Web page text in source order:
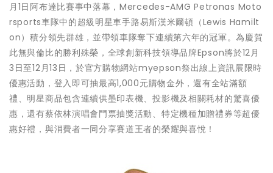
月1日阿布達比賽事中落幕，Mercedes-AMG Petronas Moto
rsports車隊中的超級明星車手路易斯漢米爾頓（Lewis Hamilt
on）積分領先群雄，並帶領車隊奪下連續第六年的冠軍。為慶賀
此無與倫比的勝利殊榮，全球創新科技領導品牌Epson將於12月
3日至12月13日，於官方購物網站myepson祭出線上資訊展限時
優惠活動，登入即可抽最高1,000元購物金外，還有全站滿額
禮、明星商品包含連續供墨印表機、投影機及相關耗材的驚喜優
惠，還有蔡依林演唱會門票抽獎活動、特定機種加贈禮券等超優
惠好禮，與消費者一同分享賽道王者的榮耀與喜悅！